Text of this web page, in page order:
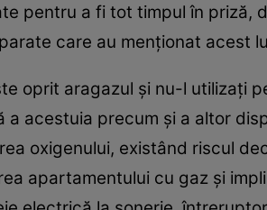
pentru a fi tot timpul în priză,
care au menţionat acest
oprit aragazul şi nu-l utilizaţi
a acestuia precum şi a altor
oxigenului, existând riscul
apartamentului cu gaz şi